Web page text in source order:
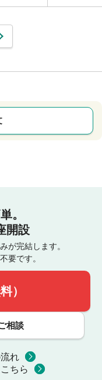
。
開設
が完結します。
要です。
）
相談
れ
ちら